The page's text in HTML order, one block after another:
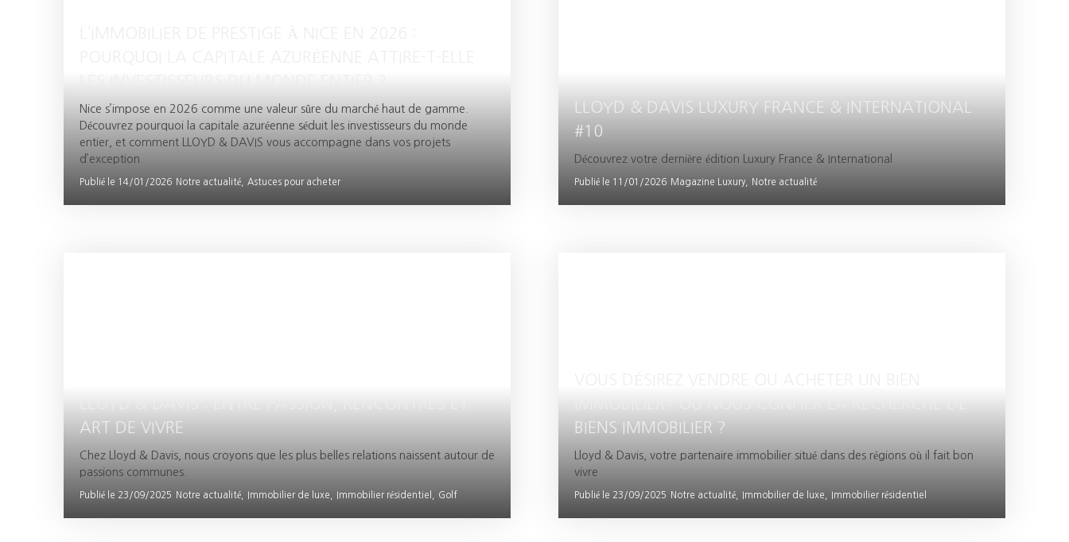
Nice s’impose en 2026 comme une valeur sûre du marché haut de gamme.
Découvrez pourquoi la capitale azuréenne séduit les investisseurs du monde
entier, et comment LLOYD & DAVIS vous accompagne dans vos projets
d’exception.
Publié le 14/01/2026 Notre actualité, Astuces pour acheter
LLOYD & DAVIS LUXURY FRANCE & INTERNATIONAL
#10
Découvrez votre dernière édition Luxury France & International
Publié le 11/01/2026 Magazine Luxury, Notre actualité
ART DE VIVRE
Chez Lloyd & Davis, nous croyons que les plus belles relations naissent autour de
passions communes.
Publié le 23/09/2025 Notre actualité, Immobilier de luxe, Immobilier résidentiel, Golf
BIENS IMMOBILIER ?
Lloyd & Davis, votre partenaire immobilier situé dans des régions où il fait bon
vivre
Publié le 23/09/2025 Notre actualité, Immobilier de luxe, Immobilier résidentiel